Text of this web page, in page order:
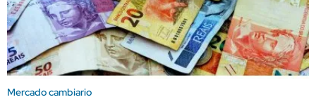
Mercado cambiario